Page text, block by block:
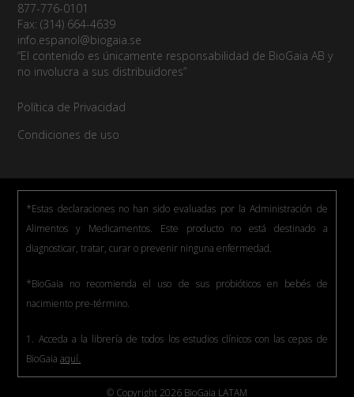
877-776-0101
Fax: (314) 664-4639
info.espanol@biogaia.se
“El contenido es únicamente responsabilidad de BioGaia AB y
no involucra a sus distribuidores”
Política de Privacidad
Condiciones de uso
*Estas declaraciones no han sido evaluadas por la Administración de
Alimentos y Medicamentos. Este producto no está destinado a
diagnosticar, tratar, curar o prevenir ninguna enfermedad.
*BioGaia no recomienda el uso de sus probióticos en bebés de
nacimiento pre-término.
1. Acceda a la librería de todos los estudios clínicos con las cepas de
BioGaiaaquí.
© Copyright 2026 BioGaia LATAM